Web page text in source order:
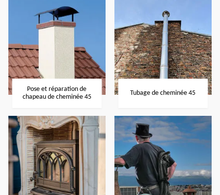
Pose et réparation de
chapeau de cheminée 45
Tubage de cheminée 45